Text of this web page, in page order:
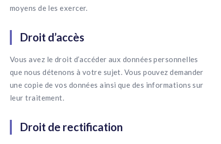
Intégrations avec votre plateforme HCM/HRIS.
moyens de les exercer.
Droit d’accès
Vous avez le droit d’accéder aux données personnelles
que nous détenons à votre sujet. Vous pouvez demander
une copie de vos données ainsi que des informations sur
leur traitement.
Droit de rectification